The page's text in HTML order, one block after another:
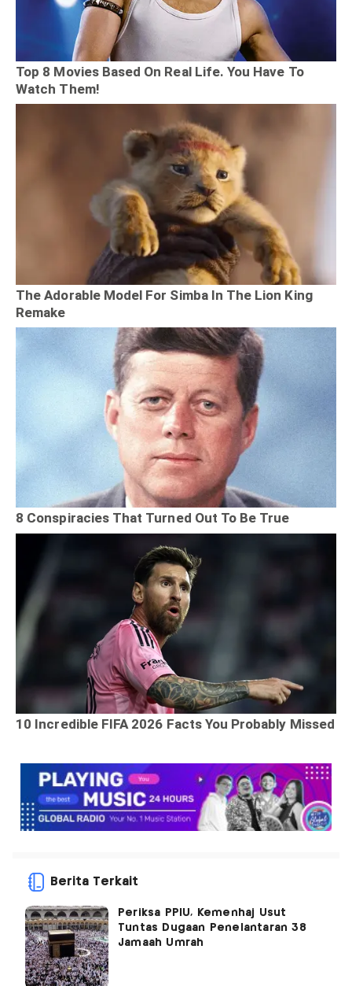
Berita Terkait
Periksa PPIU, Kemenhaj Usut
Tuntas Dugaan Penelantaran 38
Jamaah Umrah